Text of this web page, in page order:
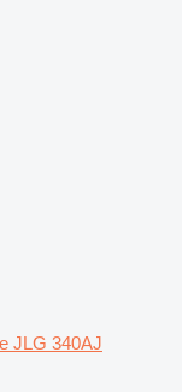
JLG 340AJ